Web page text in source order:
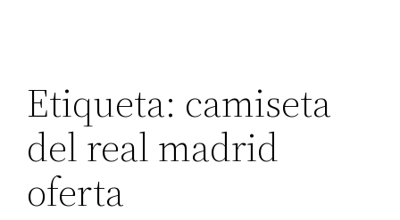
Etiqueta: camiseta
del real madrid
oferta